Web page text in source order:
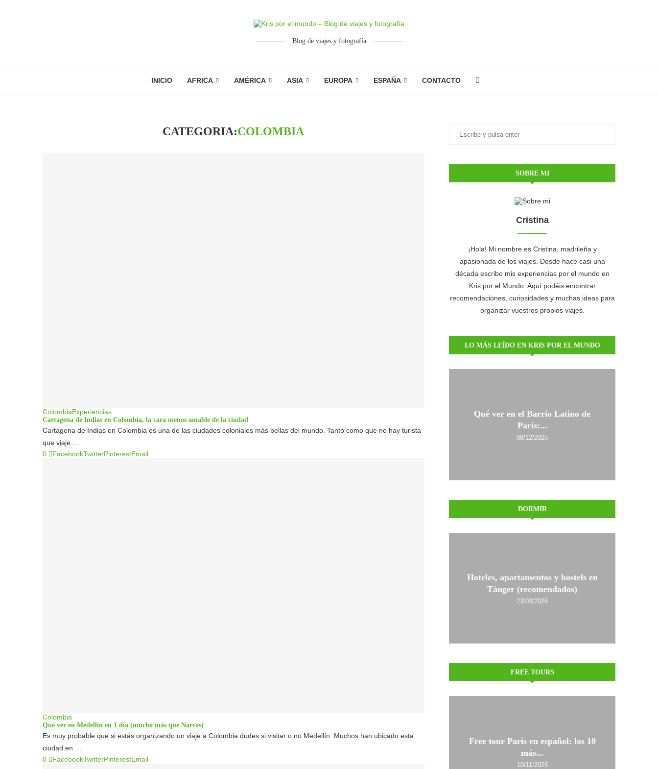
Blog de viajes y fotografía
INICIO AFRICA AMÉRICA ASIA EUROPA ESPAÑA CONTACTO
CATEGORIA:COLOMBIA
ColombiaExperiencias
Cartagena de Indias en Colombia, la cara menos amable de la ciudad
Cartagena de Indias en Colombia es una de las ciudades coloniales más bellas del mundo. Tanto como que no hay turista
que viaje …
0
FacebookTwitterPinterestEmail
Colombia
Qué ver en Medellín en 1 día (mucho más que Narcos)
Es muy probable que si estás organizando un viaje a Colombia dudes si visitar o no Medellín. Muchos han ubicado esta
ciudad en …
0
FacebookTwitterPinterestEmail
SOBRE MI
Cristina
¡Hola! Mi nombre es Cristina, madrileña y
apasionada de los viajes. Desde hace casi una
década escribo mis experiencias por el mundo en
Kris por el Mundo. Aquí podéis encontrar
recomendaciones, curiosidades y muchas ideas para
organizar vuestros propios viajes.
LO MÁS LEÍDO EN KRIS POR EL MUNDO
Qué ver en el Barrio Latino de
París:...
08/12/2025
DORMIR
Hoteles, apartamentos y hostels en
Tánger (recomendados)
23/03/2026
FREE TOURS
Free tour París en español: los 10
más...
10/11/2025